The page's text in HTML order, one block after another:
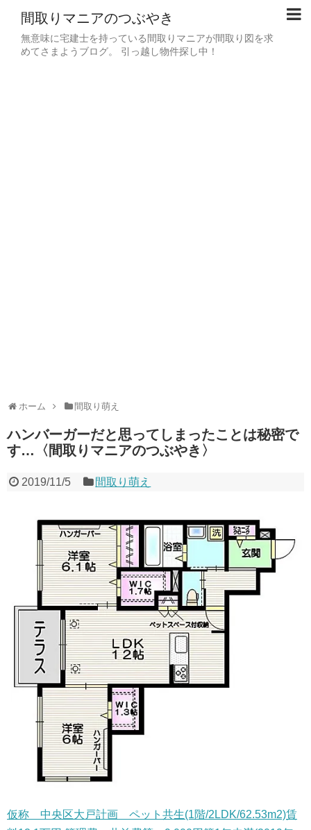
間取りマニアのつぶやき
無意味に宅建士を持っている間取りマニアが間取り図を求
めてさまようブログ。 引っ越し物件探し中！
ホーム 間取り萌え
ハンバーガーだと思ってしまったことは秘密で
す…〈間取りマニアのつぶやき〉
2019/11/5 間取り萌え
仮称 中央区大戸計画 ペット共生(1階/2LDK/62.53m2)賃